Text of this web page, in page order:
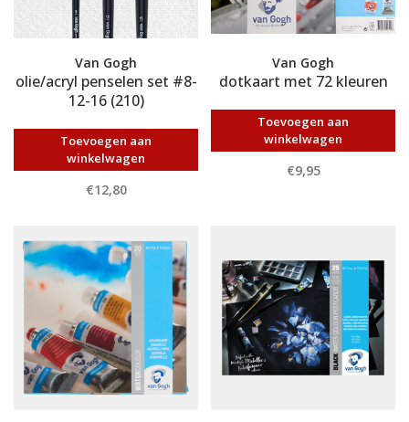
Van Gogh
olie/acryl penselen set #8-
12-16 (210)
Toevoegen aan
winkelwagen
€12,80
Van Gogh
dotkaart met 72 kleuren
Toevoegen aan
winkelwagen
€9,95